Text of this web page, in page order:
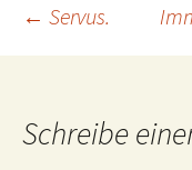
← Servus.
Schreibe